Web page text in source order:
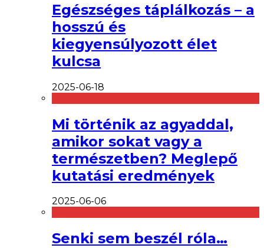
Egészséges táplálkozás – a
hosszú és
kiegyensúlyozott élet
kulcsa
2025-06-18
Mi történik az agyaddal,
amikor sokat vagy a
természetben? Meglepő
kutatási eredmények
2025-06-06
Senki sem beszél róla…